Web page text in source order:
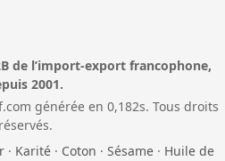
de l’import-export francophone,
2001.
générée en 0,182s. Tous droits
réservés.
· Karité · Coton · Sésame · Huile de